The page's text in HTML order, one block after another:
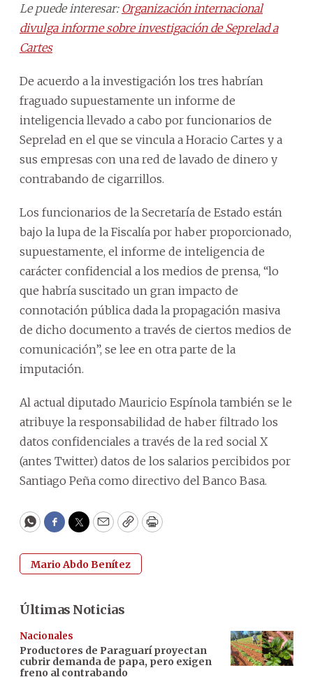
Le puede interesar: Organización internacional
divulga informe sobre investigación de Seprelad a
Cartes
De acuerdo a la investigación los tres habrían
fraguado supuestamente un informe de
inteligencia llevado a cabo por funcionarios de
Seprelad en el que se vincula a Horacio Cartes y a
sus empresas con una red de lavado de dinero y
contrabando de cigarrillos.
Los funcionarios de la Secretaría de Estado están
bajo la lupa de la Fiscalía por haber proporcionado,
supuestamente, el informe de inteligencia de
carácter confidencial a los medios de prensa, “lo
que habría suscitado un gran impacto de
connotación pública dada la propagación masiva
de dicho documento a través de ciertos medios de
comunicación”, se lee en otra parte de la
imputación.
Al actual diputado Mauricio Espínola también se le
atribuye la responsabilidad de haber filtrado los
datos confidenciales a través de la red social X
(antes Twitter) datos de los salarios percibidos por
Santiago Peña como directivo del Banco Basa.
WhatsApp
Facebook
Twitter
EmailCopyPrint
Mario Abdo Benítez
Últimas Noticias
Nacionales
Productores de Paraguarí proyectan
cubrir demanda de papa, pero exigen
freno al contrabando